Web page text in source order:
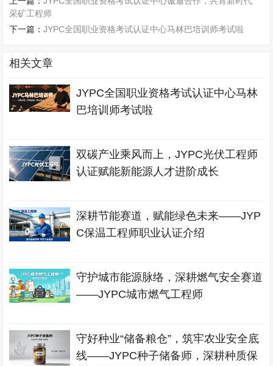
采矿工程师
下一篇：JYPC全国职业资格考试认证中心马林巴培训师考试啦
相关文章
JYPC全国职业资格考试认证中心马林
巴培训师考试啦
双碳产业乘风而上，JYPC光伏工程师
认证赋能新能源人才进阶成长
深耕节能赛道，赋能绿色未来——JYP
C保温工程师职业认证介绍
守护城市能源脉络，深耕燃气安全赛道
——JYPC城市燃气工程师
守好种业“储备粮仓”，筑牢农业安全底
线——JYPC种子储备师，深耕种质保